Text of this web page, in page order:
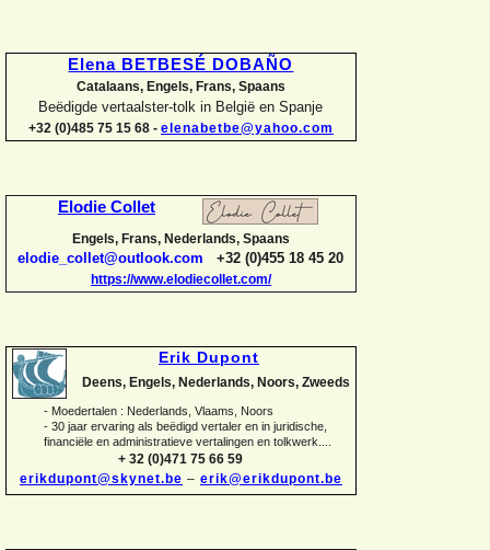
Elena BETBESÉ DOBAÑO
Catalaans, Engels, Frans, Spaans
Beëdigde vertaalster-tolk in België en Spanje
+32 (0)485 75 15 68 - elenabetbe@yahoo.com
Elodie Collet
Engels, Frans, Nederlands, Spaans
elodie_collet@outlook.com +32 (0)455 18 45 20
https://www.elodiecollet.com/
Erik Dupont
Deens, Engels, Nederlands, Noors, Zweeds
- Moedertalen : Nederlands, Vlaams, Noors
- 30 jaar ervaring als beëdigd vertaler en in juridische,
financiële en administratieve vertalingen en tolkwerk....
+ 32 (0)471 75 66 59
erikdupont@skynet.be – erik@erikdupont.be